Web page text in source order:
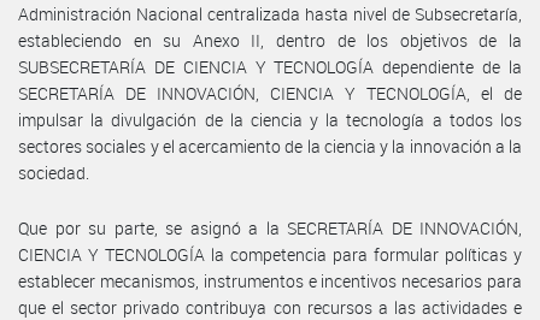
Administración Nacional centralizada hasta nivel de Subsecretaría,
estableciendo en su Anexo II, dentro de los objetivos de la
SUBSECRETARÍA DE CIENCIA Y TECNOLOGÍA dependiente de la
SECRETARÍA DE INNOVACIÓN, CIENCIA Y TECNOLOGÍA, el de
impulsar la divulgación de la ciencia y la tecnología a todos los
sectores sociales y el acercamiento de la ciencia y la innovación a la
sociedad.
Que por su parte, se asignó a la SECRETARÍA DE INNOVACIÓN,
CIENCIA Y TECNOLOGÍA la competencia para formular políticas y
establecer mecanismos, instrumentos e incentivos necesarios para
que el sector privado contribuya con recursos a las actividades e